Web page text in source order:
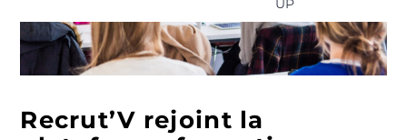
UP
Recrut’V rejoint la